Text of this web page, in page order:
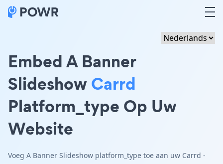
Embed A Banner
SlideshowCarrd
Platform_type Op Uw
Website
Voeg A Banner Slideshow platform_type toe aan uw Carrd -